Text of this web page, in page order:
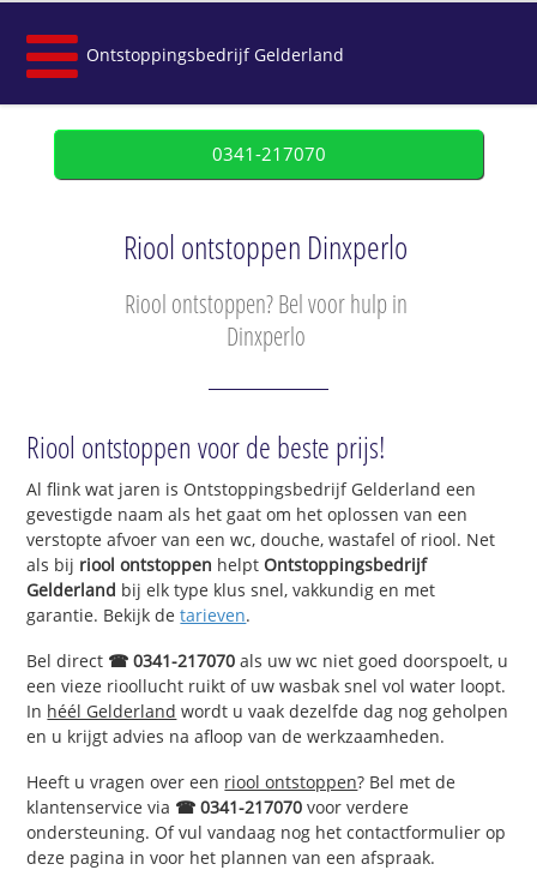
Ontstoppingsbedrijf Gelderland
0341-217070
Riool ontstoppen Dinxperlo
Riool ontstoppen? Bel voor hulp in
Dinxperlo
Riool ontstoppen voor de beste prijs!
Al flink wat jaren is Ontstoppingsbedrijf Gelderland een
gevestigde naam als het gaat om het oplossen van een
verstopte afvoer van een wc, douche, wastafel of riool. Net
als bij riool ontstoppen helptOntstoppingsbedrijf
Gelderland bij elk type klus snel, vakkundig en met
garantie. Bekijk detarieven.
Bel direct ☎ 0341-217070 als uw wc niet goed doorspoelt, u
een vieze rioollucht ruikt of uw wasbak snel vol water loopt.
In héél Gelderland wordt u vaak dezelfde dag nog geholpen
en u krijgt advies na afloop van de werkzaamheden.
Heeft u vragen over een riool ontstoppen? Bel met de
klantenservice via ☎ 0341-217070 voor verdere
ondersteuning. Of vul vandaag nog het contactformulier op
deze pagina in voor het plannen van een afspraak.